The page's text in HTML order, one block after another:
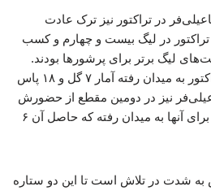
در تراکتور نیز ترک عادت
تراکتور در لیگ بیست و چهارم و کسب
لیگ برتر برای پرشورها بودند.
ترابی در ۶۴ بازی که برای تراکتور به میدان رفته آمار ۷ گل و ۱۸ پاس
نیز در دومین مقطع از حضورش
در جمع پرشورها در ۷۲ بازی برای آنها به میدان رفته که حاصل آن ۶
به شدت در تلاش است تا این دو ستاره